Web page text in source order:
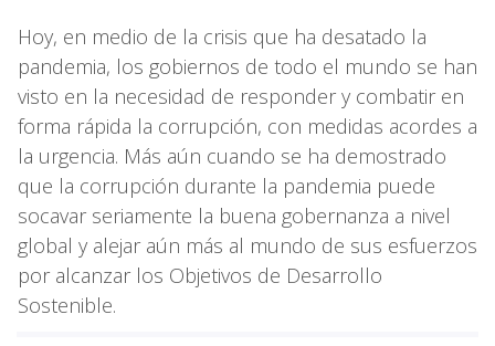
Hoy, en medio de la crisis que ha desatado la
pandemia, los gobiernos de todo el mundo se han
visto en la necesidad de responder y combatir en
forma rápida la corrupción, con medidas acordes a
la urgencia. Más aún cuando se ha demostrado
que la corrupción durante la pandemia puede
socavar seriamente la buena gobernanza a nivel
global y alejar aún más al mundo de sus esfuerzos
por alcanzar los Objetivos de Desarrollo
Sostenible.